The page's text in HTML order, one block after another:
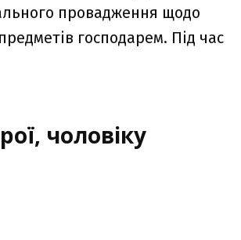
провадження щодо
господарем. Під час
чоловіку